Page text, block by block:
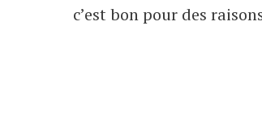
c’est bon pour des